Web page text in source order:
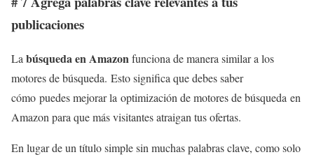
publicaciones
La búsqueda en Amazon funciona de manera similar a los
motores de búsqueda. Esto significa que debes saber
cómo puedes mejorar la optimización de motores de búsqueda en
Amazon para que más visitantes atraigan tus ofertas.
En lugar de un título simple sin muchas palabras clave, como solo